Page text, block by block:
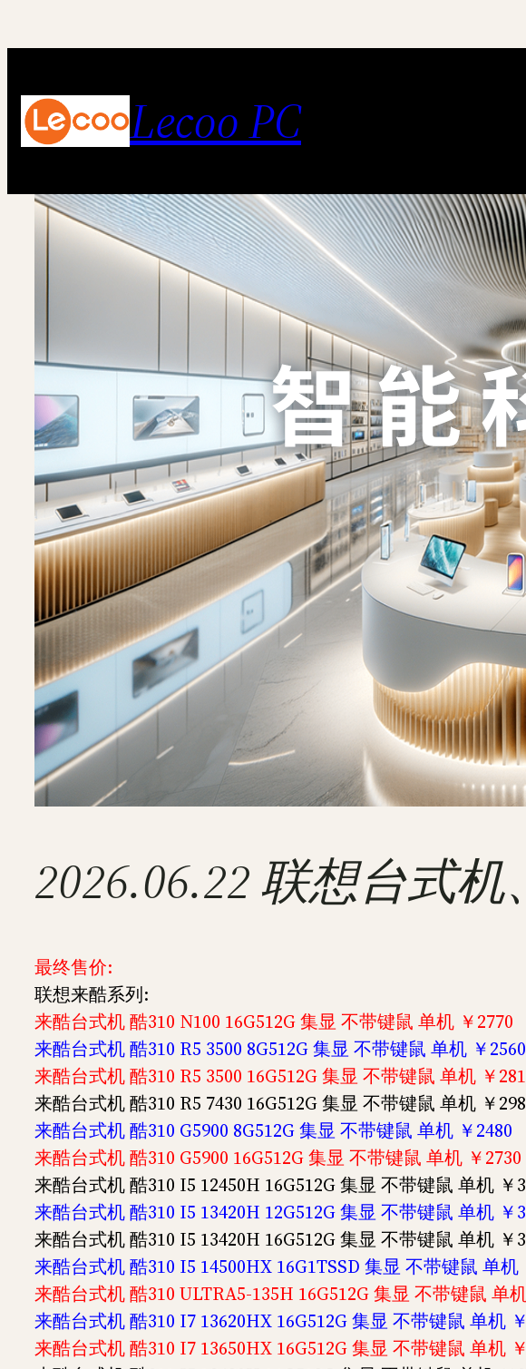
至
容
Lecoo PC
2026.06.22 联想台式
最终售价:
联想来酷系列:
来酷台式机 酷310 N100 16G512G 集显 不带键鼠 单机 ￥2770
来酷台式机 酷310 R5 3500 8G512G 集显 不带键鼠 单机 ￥2560
来酷台式机 酷310 R5 3500 16G512G 集显 不带键鼠 单机 ￥
来酷台式机 酷310 R5 7430 16G512G 集显 不带键鼠 单机 ￥
来酷台式机 酷310 G5900 8G512G 集显 不带键鼠 单机 ￥2480
来酷台式机 酷310 G5900 16G512G 集显 不带键鼠 单机 ￥2730
来酷台式机 酷310 I5 12450H 16G512G 集显 不带键鼠 单机 ￥
来酷台式机 酷310 I5 13420H 12G512G 集显 不带键鼠 单机 ￥
来酷台式机 酷310 I5 13420H 16G512G 集显 不带键鼠 单机 ￥
来酷台式机 酷310 I5 14500HX 16G1TSSD 集显 不带键鼠 单机
来酷台式机 酷310 ULTRA5-135H 16G512G 集显 不带键鼠 单
来酷台式机 酷310 I7 13620HX 16G512G 集显 不带键鼠 单机
来酷台式机 酷310 I7 13650HX 16G512G 集显 不带键鼠 单机